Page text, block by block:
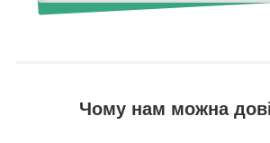
Чому нам можна